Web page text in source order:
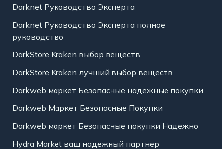
Darknet Руководство Эксперта
Darknet Руководство Эксперта полное
руководство
DarkStore Kraken выбор веществ
DarkStore Kraken лучший выбор веществ
Darkweb маркет Безопасные надежные покупки
Darkweb Маркет Безопасные Покупки
Darkweb маркет Безопасные покупки Надежно
Hydra Market ваш надежный партнер